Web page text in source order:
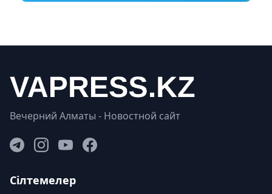
Вечерний Алматы - Новостной сайт
Сілтемелер